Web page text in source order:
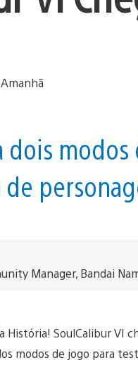
dois
Manager, Bandai
História! SoulCalibur VI
modos de jogo para